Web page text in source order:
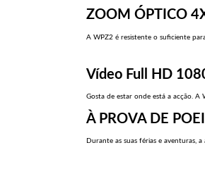
ZOOM ÓPTICO
A WPZ2 é resistente o suficiente
Vídeo Full HD
Gosta de estar onde está a acção.
À PROVA DE
Durante as suas férias e aventuras,